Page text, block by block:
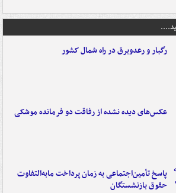
رگبار و رعدوبرق در راه شمال کشور
عکس‌های دیده نشده از رفاقت دو فرمانده‌ موشکی
پاسخ تأمین‌اجتماعی به زمان پرداخت مابه‌التفاوت
حقوق بازنشستگان